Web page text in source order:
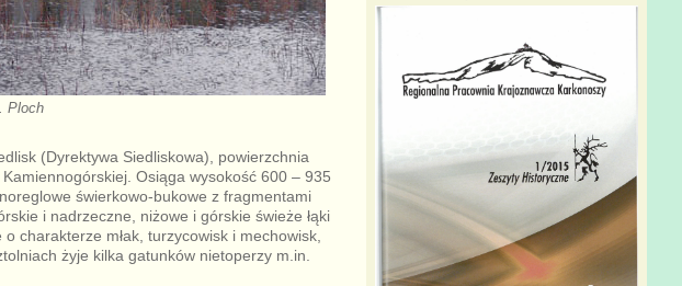
Ploch
(Dyrektywa Siedliskowa), powierzchnia
Osiąga wysokość 600 – 935
świerkowo-bukowe z fragmentami
i nadrzeczne, niżowe i górskie świeże łąki
charakterze młak, turzycowisk i mechowisk,
żyje kilka gatunków nietoperzy m.in.